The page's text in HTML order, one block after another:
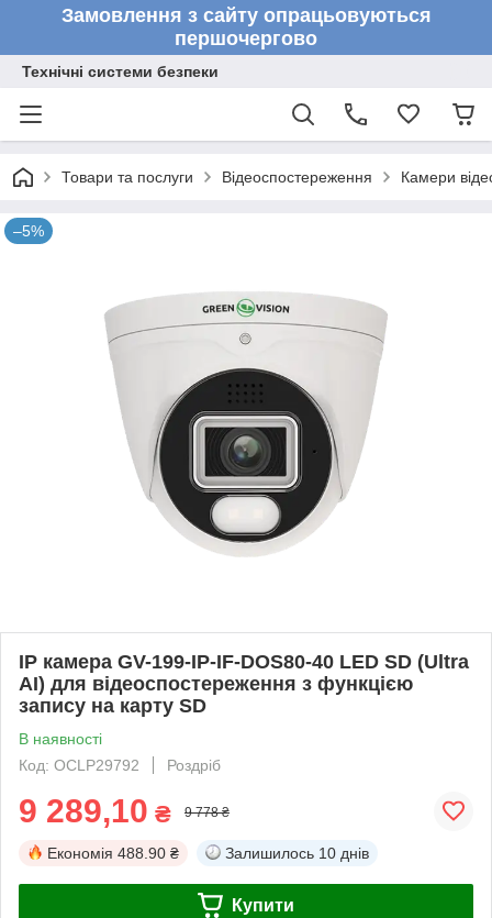
Замовлення з сайту опрацьовуються
першочергово
Технічні системи безпеки
Товари та послуги Відеоспостереження Камери
–5%
IP камера GV-199-IP-IF-DOS80-40 LED SD (Ultra
AI) для відеоспостереження з функцією
запису на карту SD
В наявності
Код: OCLP29792
Роздріб
9 289,10 ₴ 9 778 ₴
Економія 488.90 ₴ Залишилось 10 днів
Купити